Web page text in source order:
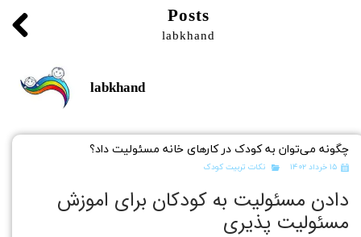
Posts
labkhand
labkhand
چگونه می‌توان به کودک در کارهای خانه مسئولیت داد؟
۱۵ خرداد ۱۴۰۲ نکات تربیت کودک
دادن مسئولیت به کودکان برای اموزش
مسئولیت پذیری